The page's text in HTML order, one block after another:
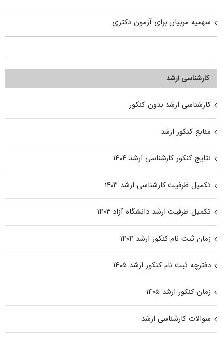
سهمیه مربیان برای آزمون دکتری
کارشناسی ارشد
کارشناسی ارشد بدون کنکور
منابع کنکور ارشد
نتایج کنکور کارشناسی ارشد ۱۴۰۴
تکمیل ظرفیت کارشناسی ارشد ۱۴۰۳
تکمیل ظرفیت ارشد دانشگاه آزاد ۱۴۰۳
زمان ثبت نام کنکور ارشد ۱۴۰۴
دفترچه ثبت نام کنکور ارشد ۱۴۰۵
زمان کنکور ارشد ۱۴۰۵
سوالات کارشناسی ارشد